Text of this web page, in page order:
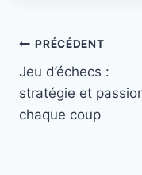
Navigation
de
l’article
PRÉCÉDENT
Jeu d’échecs :
stratégie et
chaque coup